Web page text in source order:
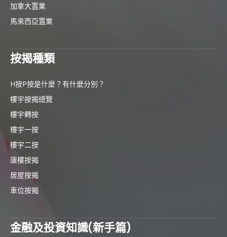
加拿大置業
馬來西亞置業
按揭種類
H按P按是什麼？有什麼分別？
樓宇按揭總覽
樓宇轉按
樓宇一按
樓宇二按
唐樓按揭
居屋按揭
車位按揭
金融及投資知識(新手篇)